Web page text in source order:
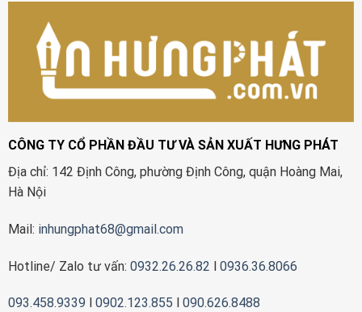
CÔNG TY CỔ PHẦN ĐẦU TƯ VÀ SẢN XUẤT HƯNG PHÁT
Địa chỉ: 142 Định Công, phường Định Công, quận Hoàng Mai,
Hà Nội
Mail: inhungphat68@gmail.com
Hotline/ Zalo tư vấn: 0932.26.26.82 l 0936.36.8066
093.458.9339 0902.123.855 090.626.8488